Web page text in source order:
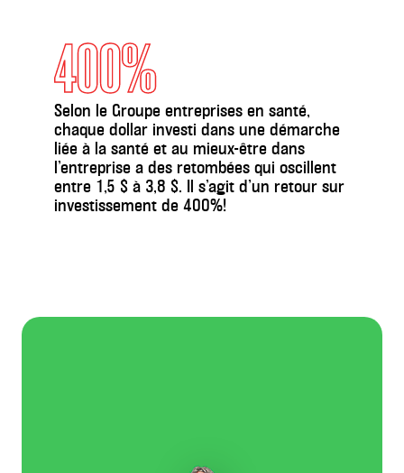
400%
Selon le Groupe entreprises en santé,
chaque dollar investi dans une démarche
liée à la santé et au mieux-être dans
l’entreprise a des retombées qui oscillent
entre 1,5 $ à 3,8 $.
Il s’agit d’un retour sur
investissement de 400%!